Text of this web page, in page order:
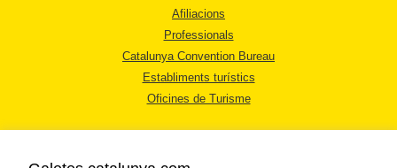
Afiliacions
Professionals
Catalunya Convention Bureau
Establiments turístics
Oficines de Turisme